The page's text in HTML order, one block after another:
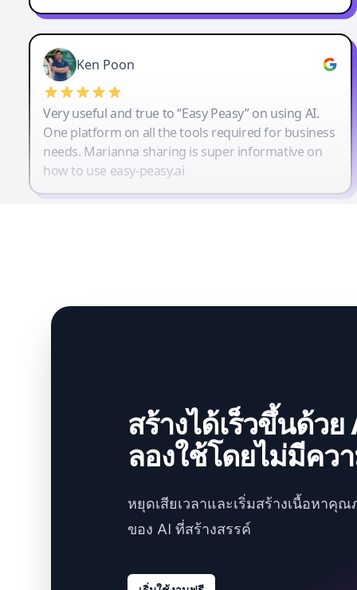
Ken Poon
Very useful and true to “Easy Peasy” on using AI.
One platform on all the tools required for business
needs. Marianna sharing is super informative on
how to use easy-peasy.ai
สร้างได้เร็วขึ้นด้วย
ลองใช้โดยไม่มีคว
หยุดเสียเวลาและเริ่มสร้างเนื้อหาคุ
ของ AI ที่สร้างสรรค์